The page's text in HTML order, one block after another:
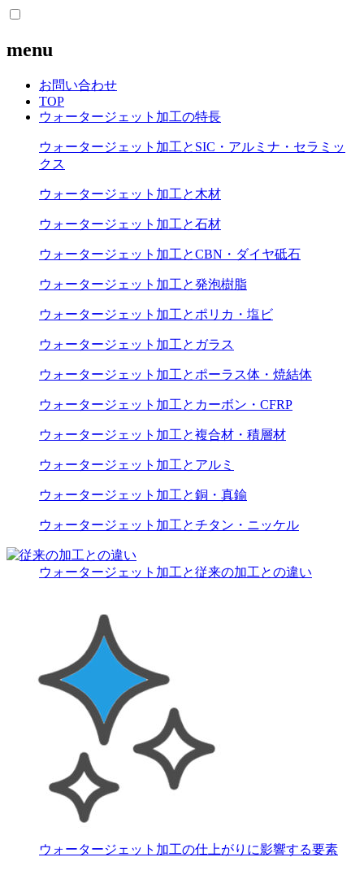
menu
お問い合わせ
TOP
ウォータージェット加工の特長
ウォータージェット加工とSIC・アルミナ・セラミッ
クス
ウォータージェット加工と木材
ウォータージェット加工と石材
ウォータージェット加工とCBN・ダイヤ砥石
ウォータージェット加工と発泡樹脂
ウォータージェット加工とポリカ・塩ビ
ウォータージェット加工とガラス
ウォータージェット加工とポーラス体・焼結体
ウォータージェット加工とカーボン・CFRP
ウォータージェット加工と複合材・積層材
ウォータージェット加工とアルミ
ウォータージェット加工と銅・真鍮
ウォータージェット加工とチタン・ニッケル
ウォータージェット加工と従来の加工との違い
ウォータージェット加工の仕上がりに影響する要素